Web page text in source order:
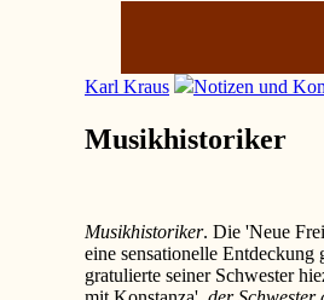
Karl Kraus Notizen und
Musikhistoriker
Musikhistoriker. Die 'Neue
eine sensationelle
gratulierte seiner Schwester